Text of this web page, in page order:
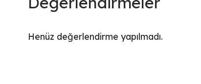
Henüz değerlendirme yapılmadı.